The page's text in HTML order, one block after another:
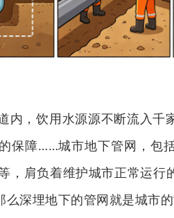
内，饮用水源源不断流入千
保障……城市地下管网，包
，肩负着维护城市正常运
么深埋地下的管网就是城市的“